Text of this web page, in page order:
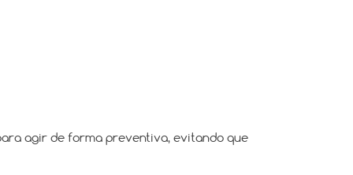
agir de forma preventiva, evitando que